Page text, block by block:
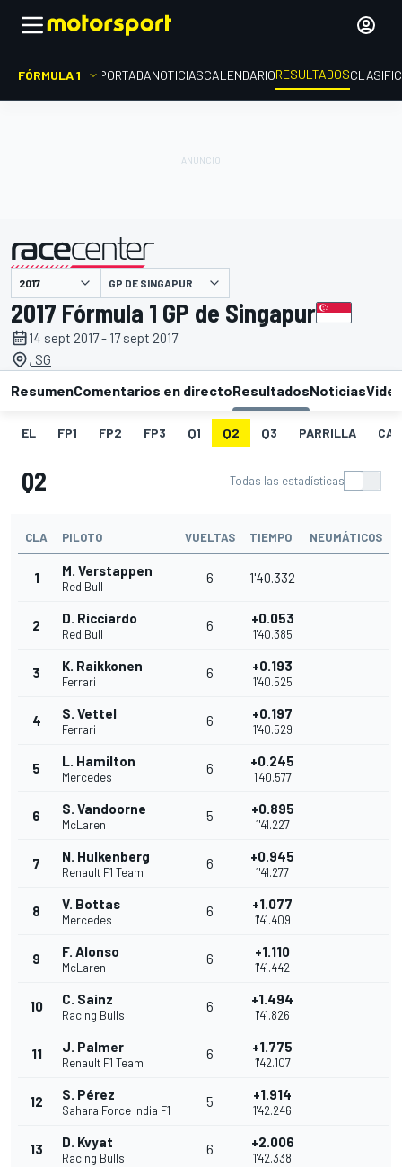
FÓRMULA 1 PORTADANOTICIASCALENDARIORESULTADOS
presentado por GP DE SINGAPUR
2017 Fórmula 1 GP de Singapur
14 sept 2017 - 17 sept 2017
, SG
ResumenComentarios en directoResultadosNoticias
EL FP1 FP2 FP3 Q1 Q2 Q3 PARRILLA
Q2 Todas las estadísticas
CLA PILOTO VUELTAS TIEMPO NEUMÁTICOS
1 M. Verstappen
Red Bull
6 1'40.332
2 D. Ricciardo
Red Bull
6 +0.053
1'40.385
3 K. Raikkonen
Ferrari
6 +0.193
1'40.525
4 S. Vettel
Ferrari
6 +0.197
1'40.529
5 L. Hamilton
Mercedes
6 +0.245
1'40.577
6 S. Vandoorne
McLaren
5 +0.895
1'41.227
7 N. Hulkenberg
Renault F1 Team
6 +0.945
1'41.277
8 V. Bottas
Mercedes
6 +1.077
1'41.409
9 F. Alonso
McLaren
6 +1.110
1'41.442
10 C. Sainz
Racing Bulls
6 +1.494
1'41.826
11 J. Palmer
Renault F1 Team
6 +1.775
1'42.107
12 S. Pérez
Sahara Force India F1
5 +1.914
1'42.246
13 D. Kvyat
Racing Bulls
6 +2.006
1'42.338